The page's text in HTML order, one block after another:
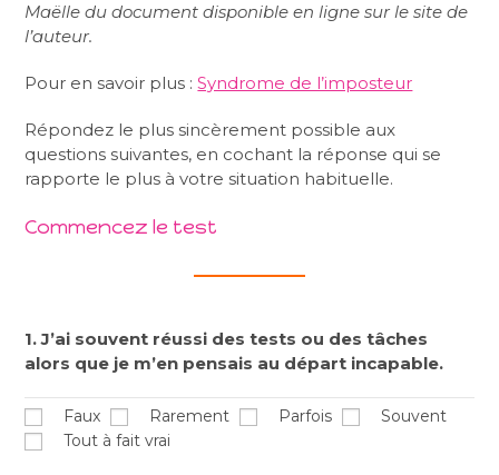
Maëlle du document disponible en ligne sur le site de
l’auteur.
Pour en savoir plus :Syndrome de l’imposteur
Répondez le plus sincèrement possible aux
questions suivantes, en cochant la réponse qui se
rapporte le plus à votre situation habituelle.
Commencez le test
1. J’ai souvent réussi des tests ou des tâches
alors que je m’en pensais au départ incapable.
Faux Rarement Parfois
Souvent
Tout à fait vrai